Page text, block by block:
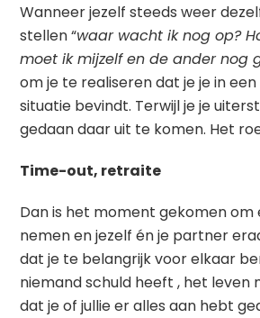
Wanneer jezelf steeds weer
stellen “waar wacht ik nog op?
moet ik mijzelf en de ander nog
om je te realiseren dat je je in
situatie bevindt. Terwijl je je
gedaan daar uit te komen. Het
Time-out, retraite
Dan is het moment gekomen
nemen en jezelf én je partner
dat je te belangrijk voor elkaar
niemand schuld heeft , het leven
dat je of jullie er alles aan hebt